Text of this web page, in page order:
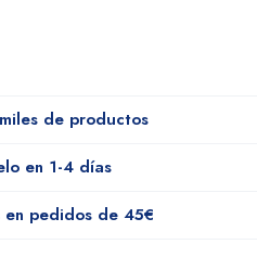
de productos
en 1-4 días
en pedidos de 45€